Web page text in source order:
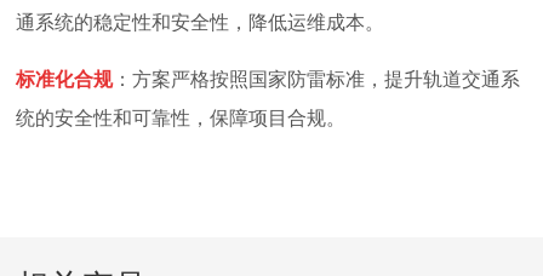
通系统的稳定性和安全性，降低运维成本。
标准化合规：方案严格按照国家防雷标准，提升轨道交通系
统的安全性和可靠性，保障项目合规。